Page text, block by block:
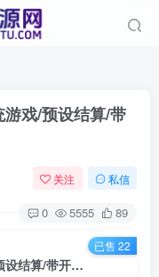
戏/预设结算/带
关注 私信
0 5555 89
多语言空降任务+视频播放/系统游戏/预设结算/带开源工程
已售 22